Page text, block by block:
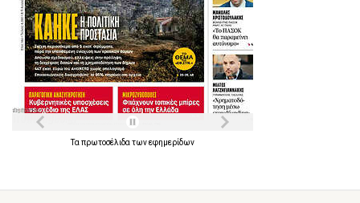
Τα πρωτοσέλιδα τωνεφημερίδων